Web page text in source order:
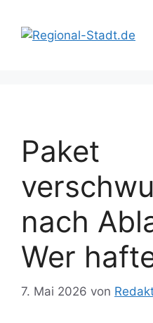
Inhalt
springen
Paket
nach
Wer
7. Mai 2026 von